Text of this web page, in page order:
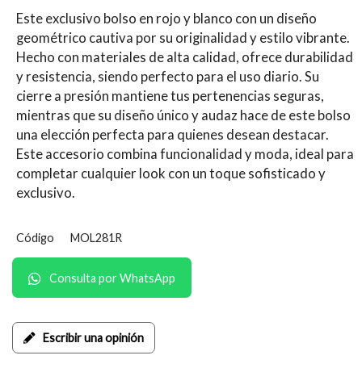
Este exclusivo bolso en rojo y blanco con un diseño
geométrico cautiva por su originalidad y estilo vibrante.
Hecho con materiales de alta calidad, ofrece durabilidad
y resistencia, siendo perfecto para el uso diario. Su
cierre a presión mantiene tus pertenencias seguras,
mientras que su diseño único y audaz hace de este bolso
una elección perfecta para quienes desean destacar.
Este accesorio combina funcionalidad y moda, ideal para
completar cualquier look con un toque sofisticado y
exclusivo.
Código MOL281R
Consulta por WhatsApp
Escribir una opinión